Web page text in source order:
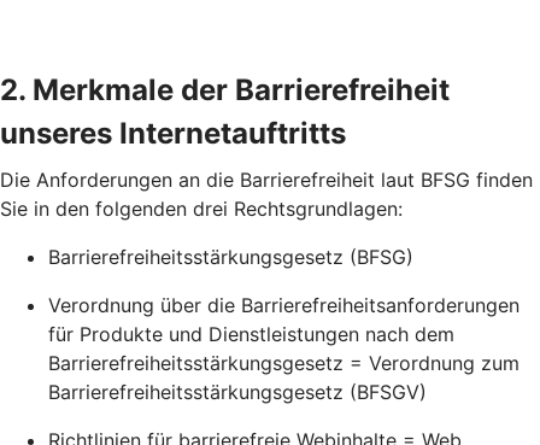
2. Merkmale der Barrierefreiheit
unseres Internetauftritts
Die Anforderungen an die Barrierefreiheit laut BFSG finden
Sie in den folgenden drei Rechtsgrundlagen:
Barrierefreiheitsstärkungsgesetz (BFSG)
Verordnung über die Barrierefreiheitsanforderungen
für Produkte und Dienstleistungen nach dem
Barrierefreiheitsstärkungsgesetz = Verordnung zum
Barrierefreiheitsstärkungsgesetz (BFSGV)
Richtlinien für barrierefreie Webinhalte = Web